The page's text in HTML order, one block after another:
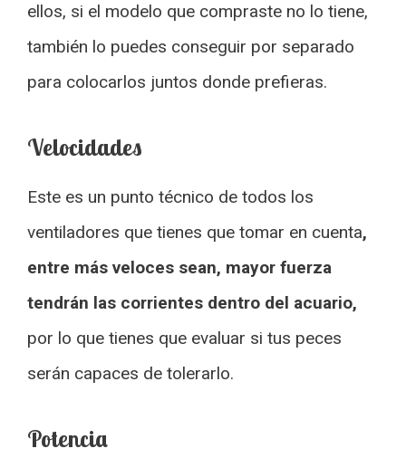
ellos, si el modelo que compraste no lo tiene,
también lo puedes conseguir por separado
para colocarlos juntos donde prefieras.
Velocidades
Este es un punto técnico de todos los
ventiladores que tienes que tomar en cuenta,
entre más veloces sean, mayor fuerza
tendrán las corrientes dentro del acuario,
por lo que tienes que evaluar si tus peces
serán capaces de tolerarlo.
Potencia